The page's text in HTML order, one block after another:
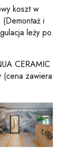
koszt w
i
leży po
CERAMIC
(cena zawiera